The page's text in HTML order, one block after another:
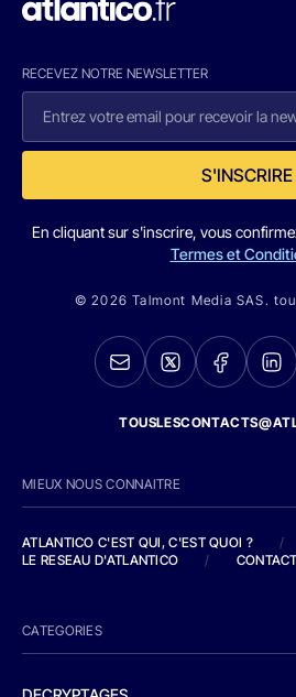
RECEVEZ NOTRE NEWSLETTER
S'INSCRIRE
En cliquant sur s'inscrire, vous
Termes et
© 2026 Talmont Media SAS.
MIEUX NOUS CONNAITRE
ATLANTICO C'EST QUI, C'EST QUOI ?
/
LE RESEAU D'ATLANTICO
/ CONTACT
CATEGORIES